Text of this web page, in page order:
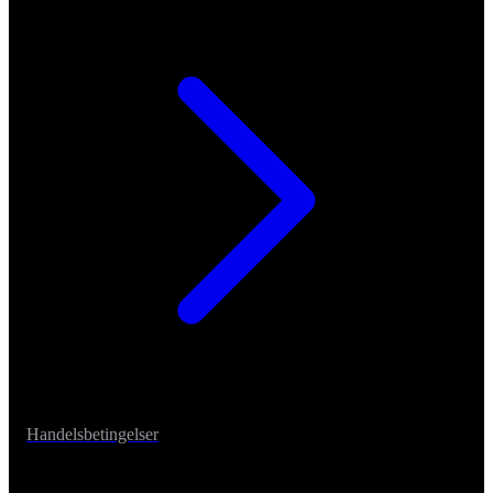
Handelsbetingelser